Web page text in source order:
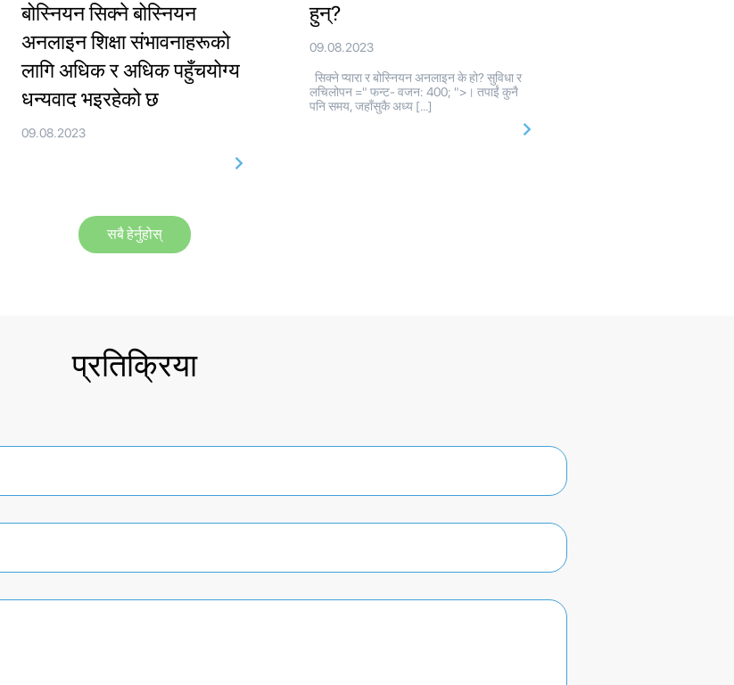
बोस्नियन सिक्ने बोस्नियन
अनलाइन शिक्षा संभावनाहरूको
लागि अधिक र अधिक पहुँचयोग्य
धन्यवाद भइरहेको छ
09.08.2023
हुन्?
09.08.2023
सिक्ने प्यारा र बोस्नियन अनलाइन के हो? सुविधा र
लचिलोपन =" फन्ट- वजन: 400; ">। तपाईं कुनै
पनि समय, जहाँसुकै अध्य […]
सबै हेर्नुहोस्
प्रतिक्रिया